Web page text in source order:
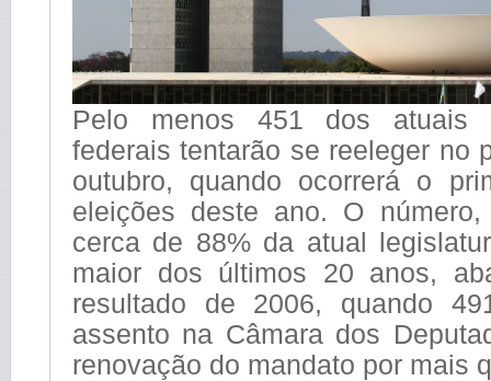
Pelo menos 451 dos atuais
federais tentarão se reeleger no
outubro, quando ocorrerá o
eleições deste ano. O número,
cerca de 88% da atual
maior dos últimos 20 anos,
resultado de 2006, quando
assento na Câmara dos
renovação do mandato por mais